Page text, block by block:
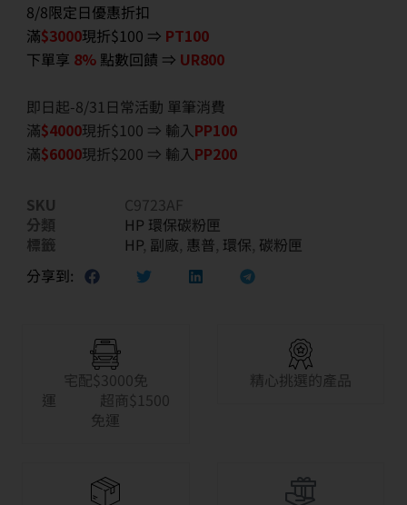
8/8限定日優惠折扣
滿$3000現折$100 ⇒ PT100
下單享 8% 點數回饋 ⇒ UR800
即日起-8/31日常活動 單筆消費
滿$4000現折$100 ⇒ 輸入PP100
滿$6000現折$200 ⇒ 輸入PP200
SKU
C9723AF
分類
HP 環保碳粉匣
標籤
HP, 副廠, 惠普, 環保, 碳粉匣
分享到:
宅配$3000免
運 超商$1500
免運
精心挑選的產品